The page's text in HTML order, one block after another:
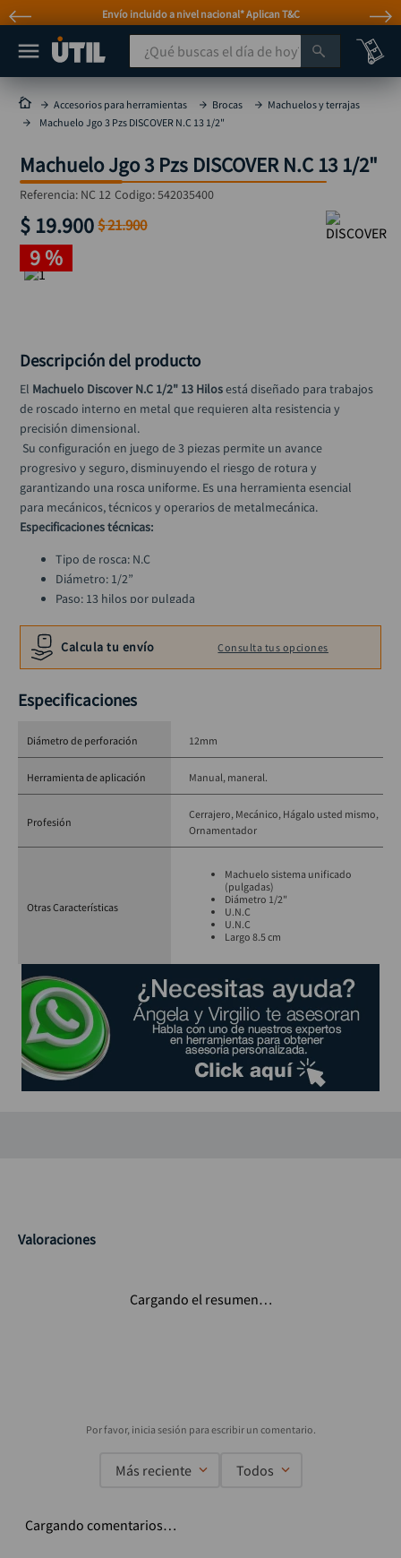
Envío incluido a nivel nacional* Aplican T&C
¿Qué buscas el día de hoy?
Accesorios para herramientas Brocas
Machuelos y terrajas
Machuelo Jgo 3 Pzs DISCOVER N.C 13 1/2"
Machuelo Jgo 3 Pzs DISCOVER N.C 13 1/2"
Referencia: NC 12 Codigo:542035400
$ 19.900 $21.900
9 %
Descripción del producto
El Machuelo Discover N.C 1/2" 13 Hilos está diseñado para trabajos
de roscado interno en metal que requieren alta resistencia y
precisión dimensional.
progresivo y seguro, disminuyendo el riesgo de rotura y
garantizando una rosca uniforme. Es una herramienta esencial
para mecánicos, técnicos y operarios de metalmecánica.
Especificaciones técnicas:
Tipo de rosca: N.C
Diámetro: 1/2”
Paso: 13 hilos por pulgada
Aplicación: Metal
Calcula tu envío Consulta tus opciones
Especificaciones
Diámetro de perforación 12mm
Herramienta de aplicación Manual, maneral.
Profesión
Cerrajero Mecánico Hágalo usted mismo
Ornamentador
Otras Características
Machuelo sistema unificado
(pulgadas)
Diámetro 1/2"
U.N.C
U.N.C
Largo 8.5 cm
Valoraciones
Cargando el resumen…
Más reciente Todos
Cargando comentarios…
MÁS BUSCADOS
taladro
taladros pulidoras
compresor
sierra circular
mototool
broca
hidrolavadora
rodachina
ruteadora